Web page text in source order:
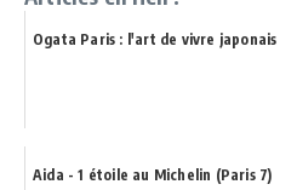
Ogata Paris : l'art de vivre japonais
Aida - 1 étoile au Michelin (Paris 7)